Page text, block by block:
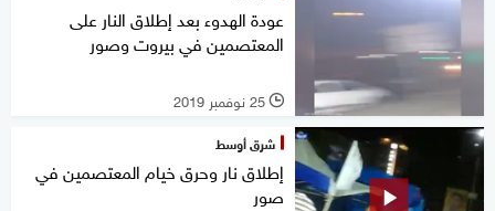
عودة الهدوء بعد إطلاق النار على
المعتصمين في بيروت وصور
l 25 نوفمبر 2019
شرق أوسط
إطلاق نار وحرق خيام المعتصمين في
صور